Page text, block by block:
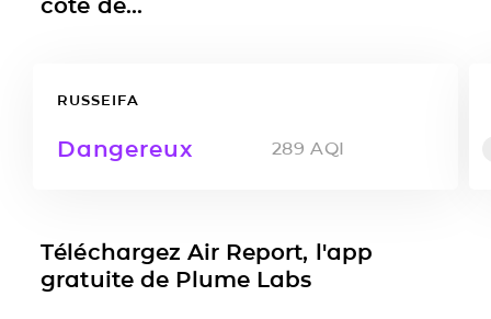
RUSSEIFA
Dangereux 289 AQI
Téléchargez Air Report, l'app
gratuite de Plume Labs